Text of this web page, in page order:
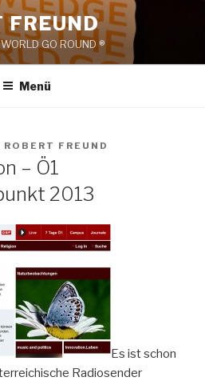
FREUND
GO ROUND ®
Menü
ROBERT FREUND
– Ö1
2013
Es ist schon
Radiosender